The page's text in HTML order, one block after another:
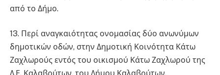
από το Δήμο.
13. Περί αναγκαιότητας ονομασίας δύο ανωνύμων
δημοτικών οδών, στην Δημοτική Κοινότητα Κάτω
Ζαχλωρούς εντός του οικισμού Κάτω Ζαχλωρού της